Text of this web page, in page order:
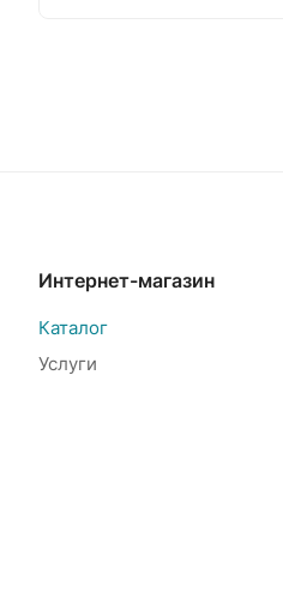
Интернет-магазин
Каталог
Услуги